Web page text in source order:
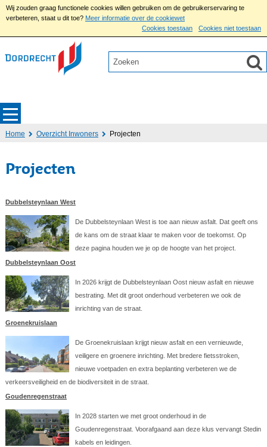
Wij zouden graag functionele cookies willen gebruiken om de gebruikerservaring te
verbeteren, staat u dit toe? Meer informatie over de cookiewet
Cookies toestaan
Cookies niet toestaan
Home Overzicht Inwoners Projecten
Projecten
Dubbelsteynlaan West
De Dubbelsteynlaan West is toe aan nieuw asfalt. Dat geeft ons
de kans om de straat klaar te maken voor de toekomst. Op
deze pagina houden we je op de hoogte van het project.
Dubbelsteynlaan Oost
In 2026 krijgt de Dubbelsteynlaan Oost nieuw asfalt en nieuwe
bestrating. Met dit groot onderhoud verbeteren we ook de
inrichting van de straat.
Groenekruislaan
De Groenekruislaan krijgt nieuw asfalt en een vernieuwde,
veiligere en groenere inrichting. Met bredere fietsstroken,
nieuwe voetpaden en extra beplanting verbeteren we de
verkeersveiligheid en de biodiversiteit in de straat.
Goudenregenstraat
In 2028 starten we met groot onderhoud in de
Goudenregenstraat. Voorafgaand aan deze klus vervangt Stedin
kabels en leidingen.